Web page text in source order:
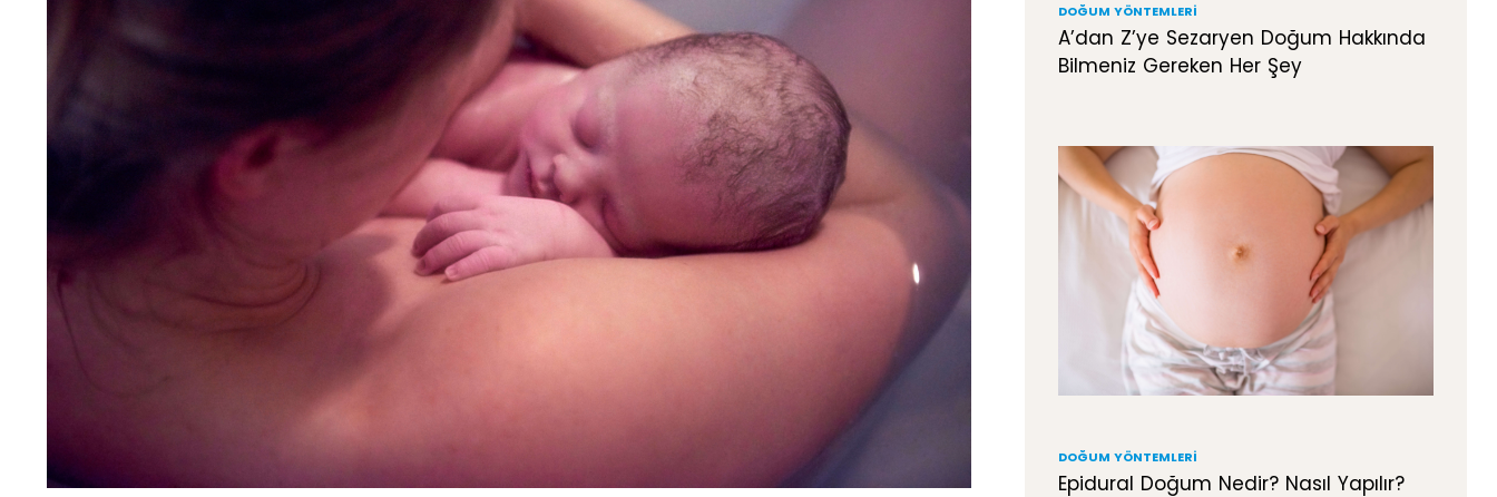
DOĞUM YÖNTEMLERI
A’dan Z’ye Sezaryen Doğum Hakkında
Bilmeniz Gereken Her Şey
DOĞUM YÖNTEMLERI
Epidural Doğum Nedir? Nasıl Yapılır?